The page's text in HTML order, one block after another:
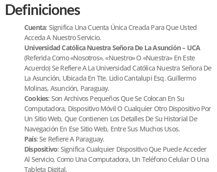
Definiciones
Cuenta: Significa Una Cuenta Única Creada Para Que Usted
Acceda A Nuestro Servicio.
Universidad Católica Nuestra Señora De La Asunción – UCA
(referida Como «Nosotros», «Nuestro» O «Nuestra» En Este
Acuerdo) Se Refiere A La Universidad Católica Nuestra Señora De
La Asunción, Ubicada En Tte. Lidio Cantalupi Esq. Guillermo
Molinas, Asunción, Paraguay.
Cookies: Son Archivos Pequeños Que Se Colocan En Su
Computadora, Dispositivo Móvil O Cualquier Otro Dispositivo Por
Un Sitio Web, Que Contienen Los Detalles De Su Historial De
Navegación En Ese Sitio Web, Entre Sus Muchos Usos.
País: Se Refiere A Paraguay.
Dispositivo: Significa Cualquier Dispositivo Que Puede Acceder
Al Servicio, Como Una Computadora, Un Teléfono Celular O Una
Tableta Digital.